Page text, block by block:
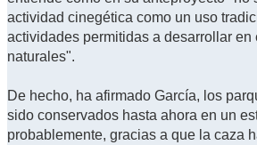
actividad cinegética como un uso
actividades permitidas a desarrollar en
naturales".
De hecho, ha afirmado García, los
sido conservados hasta ahora en un
probablemente, gracias a que la caza